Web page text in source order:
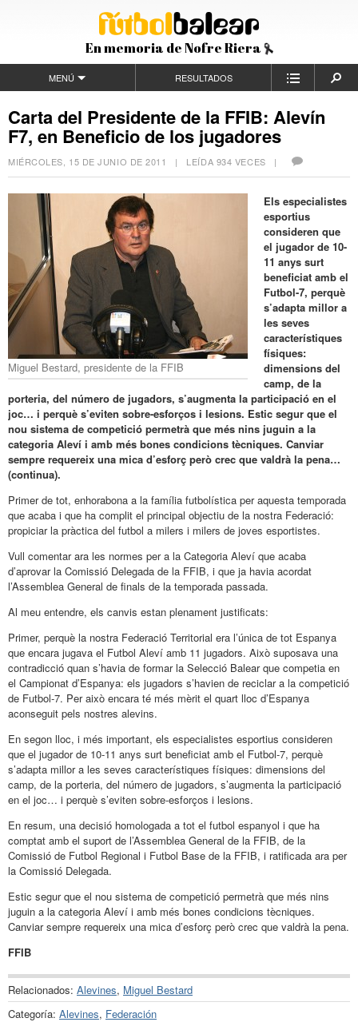
En memoria de Nofre Riera
MENÚ RESULTADOS
Carta del Presidente de la FFIB: Alevín
F7, en Beneficio de los jugadores
MIÉRCOLES, 15 DE JUNIO DE 2011 | LEÍDA 934 VECES |
Miguel Bestard, presidente de la FFIB
Els especialistes
esportius
consideren que
el jugador de 10-
11 anys surt
beneficiat amb el
Futbol-7, perquè
s’adapta millor a
les seves
característiques
físiques:
dimensions del
camp, de la
porteria, del número de jugadors, s’augmenta la participació en el
joc… i perquè s’eviten sobre-esforços i lesions. Estic segur que el
nou sistema de competició permetrà que més nins juguin a la
categoria Aleví i amb més bones condicions tècniques. Canviar
sempre requereix una mica d’esforç però crec que valdrà la pena…
(continua).
Primer de tot, enhorabona a la família futbolística per aquesta temporada
que acaba i que ha complit el principal objectiu de la nostra Federació:
propiciar la pràctica del futbol a milers i milers de joves esportistes.
Vull comentar ara les normes per a la Categoria Aleví que acaba
d’aprovar la Comissió Delegada de la FFIB, i que ja havia acordat
l’Assemblea General de finals de la temporada passada.
Al meu entendre, els canvis estan plenament justificats:
Primer, perquè la nostra Federació Territorial era l’única de tot Espanya
que encara jugava el Futbol Aleví amb 11 jugadors. Això suposava una
contradicció quan s’havia de formar la Selecció Balear que competia en
el Campionat d’Espanya: els jugadors s’havien de reciclar a la competició
de Futbol-7. Per això encara té més mèrit el quart lloc d’Espanya
aconseguit pels nostres alevins.
En segon lloc, i més important, els especialistes esportius consideren
que el jugador de 10-11 anys surt beneficiat amb el Futbol-7, perquè
s’adapta millor a les seves característiques físiques: dimensions del
camp, de la porteria, del número de jugadors, s’augmenta la participació
en el joc… i perquè s’eviten sobre-esforços i lesions.
En resum, una decisió homologada a tot el futbol espanyol i que ha
comptat amb el suport de l’Assemblea General de la FFIB, de la
Comissió de Futbol Regional i Futbol Base de la FFIB, i ratificada ara per
la Comissió Delegada.
Estic segur que el nou sistema de competició permetrà que més nins
juguin a la categoria Aleví i amb més bones condicions tècniques.
Canviar sempre requereix una mica d’esforç però crec que valdrà la pena.
FFIB
Relacionados: Alevines, Miguel Bestard
Categoría: Alevines, Federación